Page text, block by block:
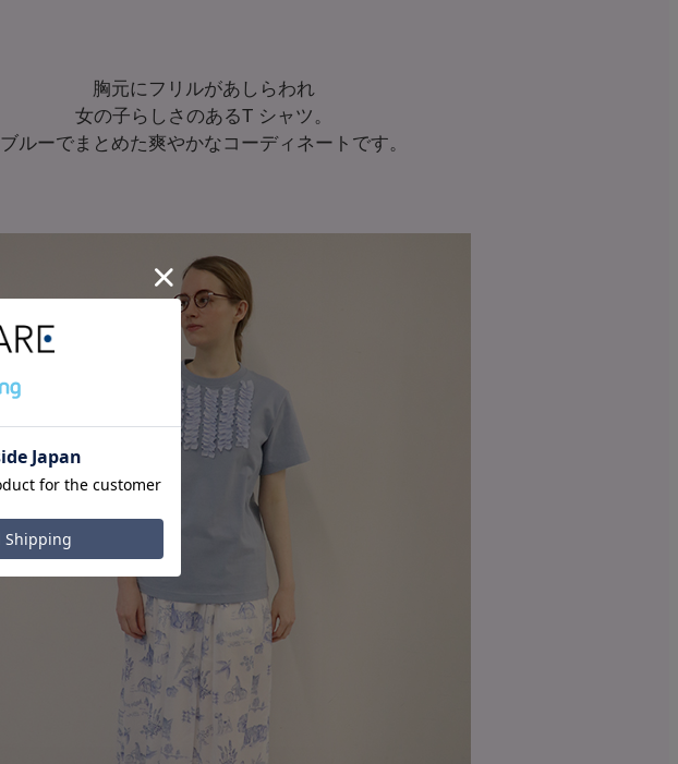
胸元にフリルがあしらわれ
女の子らしさのあるT シャツ。
ブルーでまとめた爽やかなコーディネートです。